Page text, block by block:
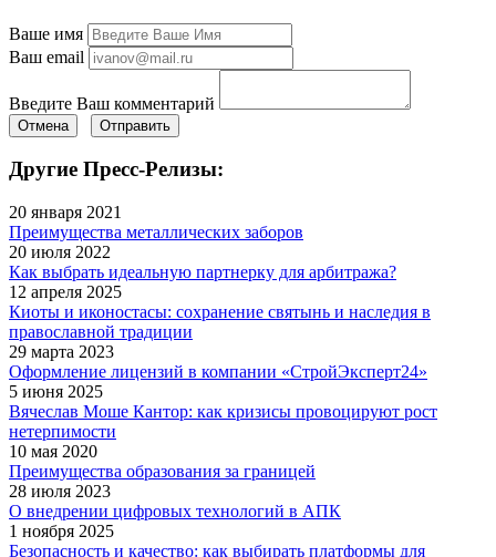
Ваше имя
Ваш email
Введите Ваш комментарий
Отмена Отправить
Другие Пресс-Релизы:
20 января 2021
Преимущества металлических заборов
20 июля 2022
Как выбрать идеальную партнерку для арбитража?
12 апреля 2025
Киоты и иконостасы: сохранение святынь и наследия в
православной традиции
29 марта 2023
Оформление лицензий в компании «СтройЭксперт24»
5 июня 2025
Вячеслав Моше Кантор: как кризисы провоцируют рост
нетерпимости
10 мая 2020
Преимущества образования за границей
28 июля 2023
О внедрении цифровых технологий в АПК
1 ноября 2025
Безопасность и качество: как выбирать платформы для